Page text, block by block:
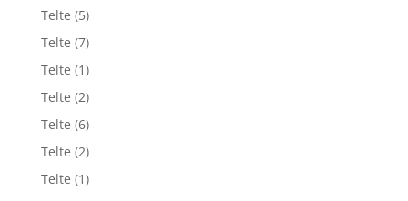
Telte (5)
Telte (7)
Telte (1)
Telte (2)
Telte (6)
Telte (2)
Telte (1)